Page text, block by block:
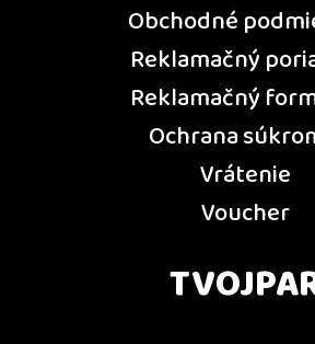
Obchodné
Reklamačný
Reklamačný
Ochrana
Vrátenie
Voucher